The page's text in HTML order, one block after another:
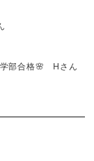
部合格🌸 Hさん